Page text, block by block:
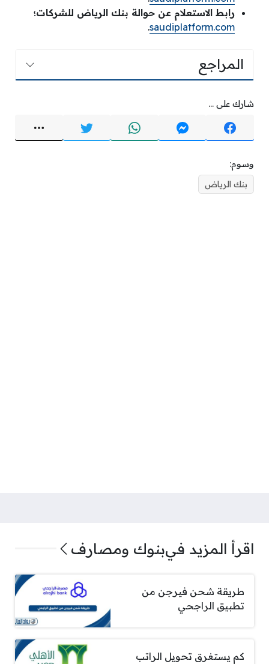
رابط الاستعلام عن حوالة بنك الرياض للشركات؛
saudiplatform.com
.
المراجع
شارك على ...
وسوم:
بنك الرياض
اقرأ المزيد فيبنوك ومصارف
طريقة شحن فيرجن من
تطبيق الراجحي
كم يستغرق تحويل الراتب